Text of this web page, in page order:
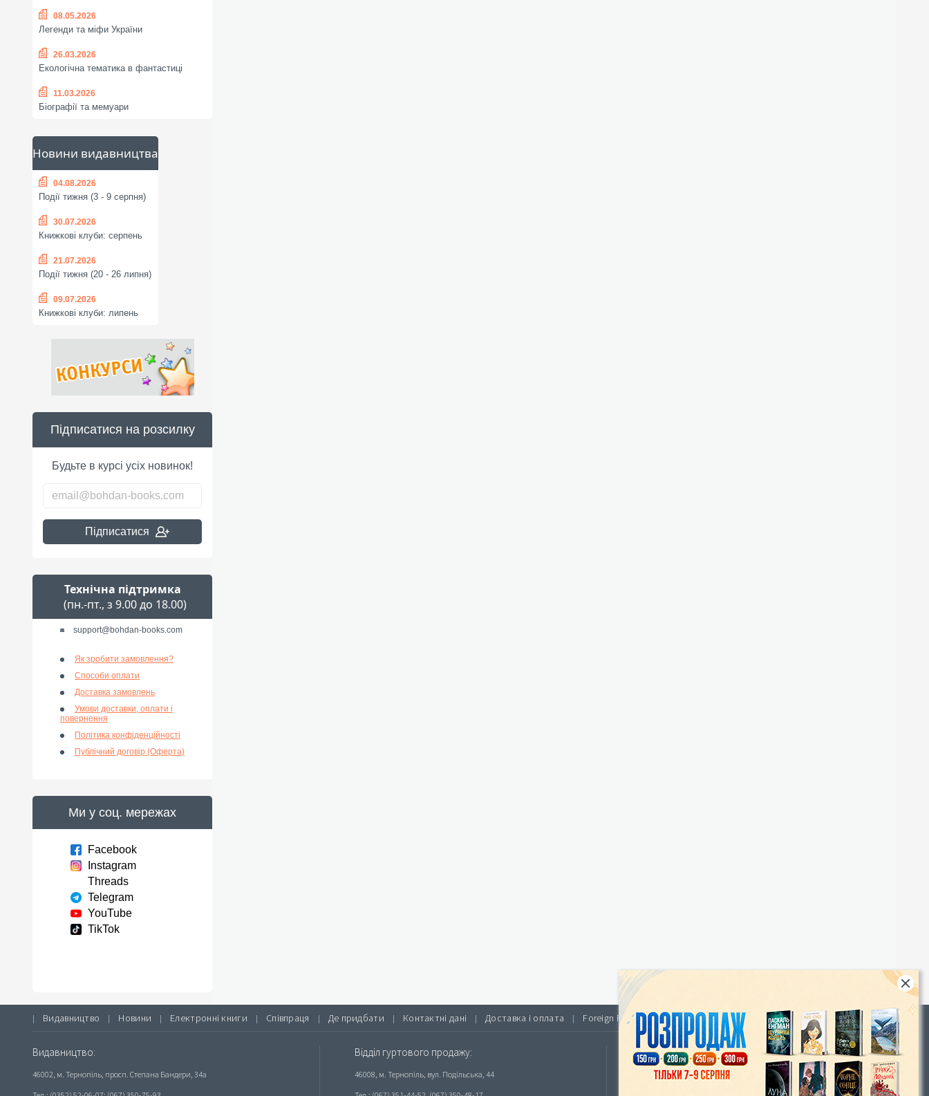
08.05.2026
Легенди та міфи України
26.03.2026
Екологічна тематика в фантастиці
11.03.2026
Біографії та мемуари
Новини видавництва
04.08.2026
Події тижня (3 - 9 серпня)
30.07.2026
Книжкові клуби: серпень
21.07.2026
Події тижня (20 - 26 липня)
09.07.2026
Книжкові клуби: липень
Підписатися на розсилку
Будьте в курсі усіх новинок!
Підписатися
Технічна підтримка
(пн.-пт., з 9.00 до 18.00)
support@bohdan-books.com
Як зробити замовлення?
Способи оплати
Доставка замовлень
Умови доставки, оплати і
повернення
Політика конфіденційності
Публічний договір (Оферта)
Ми у соц. мережах
Facebook
Instagram
Threads
Telegram
YouTube
TikTok
| Видавництво | Новини | Електронні книги | Співпраця | Де придбати | Контактні дані | Доставка і оплата | Foreign Rights |
Видавництво:
46002, м. Тернопіль, просп. Степана Бандери, 34а
Відділ гуртового продажу:
46008, м. Тернопіль, вул. Подільська, 44
Інтернет-магазин «Видавництво Богдан»:
46018, м. Тернопіль, А/С 529